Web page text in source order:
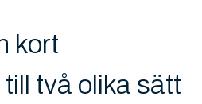
kort
två olika sätt